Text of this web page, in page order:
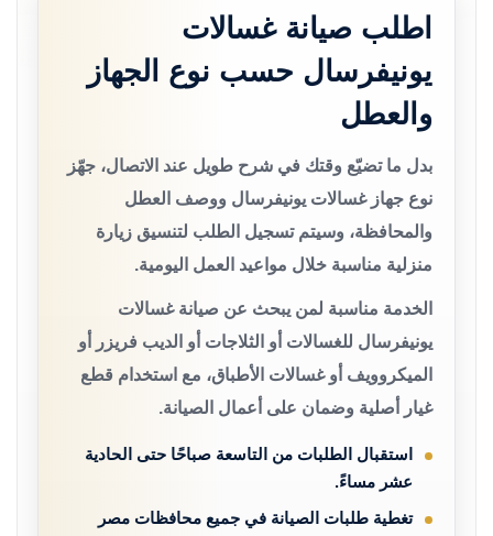
اطلب صيانة غسالات
يونيفرسال حسب نوع الجهاز
والعطل
بدل ما تضيّع وقتك في شرح طويل عند الاتصال، جهّز
نوع جهاز غسالات يونيفرسال ووصف العطل
والمحافظة، وسيتم تسجيل الطلب لتنسيق زيارة
منزلية مناسبة خلال مواعيد العمل اليومية.
الخدمة مناسبة لمن يبحث عن صيانة غسالات
يونيفرسال للغسالات أو الثلاجات أو الديب فريزر أو
الميكروويف أو غسالات الأطباق، مع استخدام قطع
غيار أصلية وضمان على أعمال الصيانة.
استقبال الطلبات من التاسعة صباحًا حتى الحادية
عشر مساءً.
تغطية طلبات الصيانة في جميع محافظات مصر